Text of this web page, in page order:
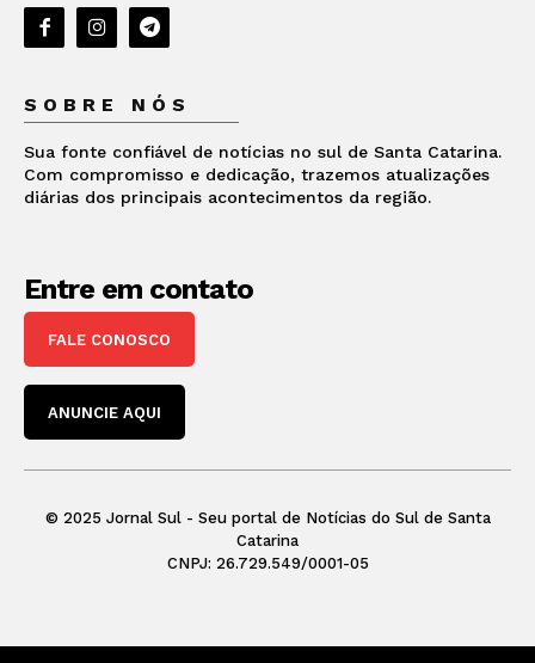
SOBRE NÓS
Sua fonte confiável de notícias no sul de Santa Catarina.
Com compromisso e dedicação, trazemos atualizações
diárias dos principais acontecimentos da região.
Entre em contato
FALE CONOSCO
ANUNCIE AQUI
© 2025 Jornal Sul - Seu portal de Notícias do Sul de Santa
Catarina
CNPJ: 26.729.549/0001-05